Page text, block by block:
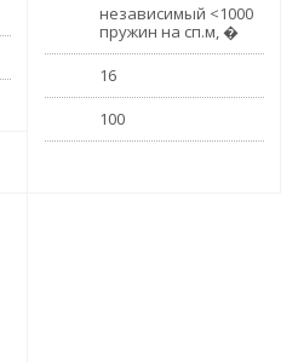
независимый <1000
пружин на сп.м, �
16
100